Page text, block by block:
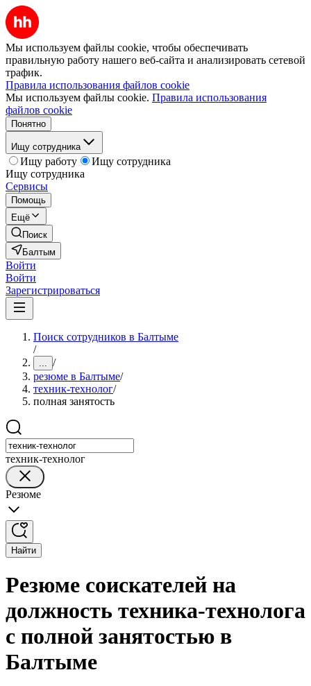
Мы используем файлы cookie, чтобы обеспечивать
правильную работу нашего веб-сайта и анализировать сетевой
трафик.
Правила использования файлов cookie
Мы используем файлы cookie. Правила использования
файлов cookie
Понятно
Ищу сотрудника
Ищу работу
Ищу сотрудника
Ищу сотрудника
Сервисы
Помощь
Ещё
Поиск
Балтым
Войти
Войти
Зарегистрироваться
Поиск сотрудников в Балтыме
/
... /
резюме в Балтыме/
техник-технолог/
полная занятость
техник-технолог
Резюме
Найти
Резюме соискателей на
должность техника-технолога
с полной занятостью в
Балтыме